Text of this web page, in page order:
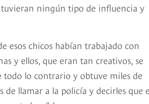
ningún tipo de influencia y
esos chicos habían trabajado con
y ellos, que eran tan creativos, se
todo lo contrario y obtuve miles de
de llamar a la policía y decirles que